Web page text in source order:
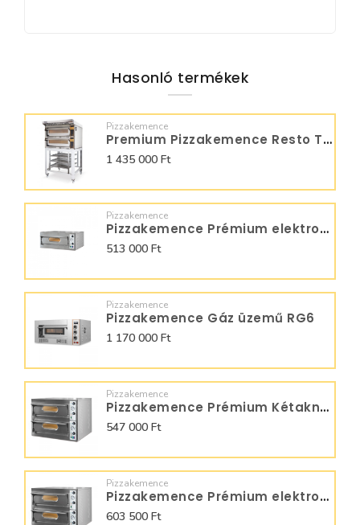
Hasonló termékek
Pizzakemence
Premium Pizzakemence Resto Tech Pro Digital 6+6
1 435 000 Ft
Pizzakemence
Pizzakemence Prémium elektromos 1 aknás Start 9 BIG
513 000 Ft
Pizzakemence
Pizzakemence Gáz üzemű RG6
1 170 000 Ft
Pizzakemence
Pizzakemence Prémium Kétaknás 72x72cm Start 44BIG
547 000 Ft
Pizzakemence
Pizzakemence Prémium elektromos 2 aknás Start 66
603 500 Ft